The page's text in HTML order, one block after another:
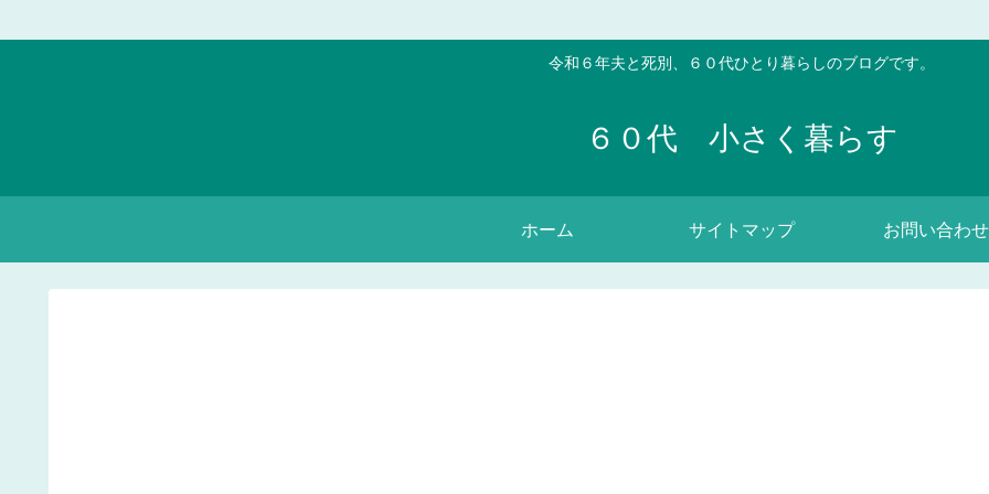
令和６年夫と死別、６０代ひとり暮らしのブログです。
６０代 小さく暮らす
ホーム サイトマップ お問い合わせ